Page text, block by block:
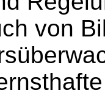
von